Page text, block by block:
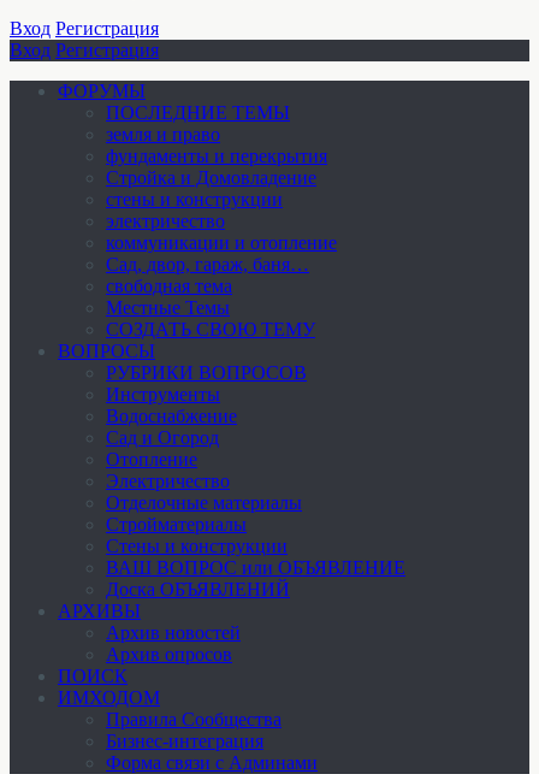
Вход Регистрация
Вход Регистрация
ФОРУМЫ
ПОСЛЕДНИЕ ТЕМЫ
земля и право
фундаменты и перекрытия
Стройка и Домовладение
стены и конструкции
электричество
коммуникации и отопление
Cад, двор, гараж, баня…
свободная тема
Местные Темы
СОЗДАТЬ СВОЮ ТЕМУ
ВОПРОСЫ
РУБРИКИ ВОПРОСОВ
Инструменты
Водоснабжение
Сад и Огород
Отопление
Электричество
Отделочные материалы
Стройматериалы
Стены и конструкции
ВАШ ВОПРОС или ОБЪЯВЛЕНИЕ
Доска ОБЪЯВЛЕНИЙ
АРХИВЫ
Архив новостей
Архив опросов
ПОИСК
ИМХОДОМ
Правила Сообщества
Бизнес-интеграция
Форма связи с Админами